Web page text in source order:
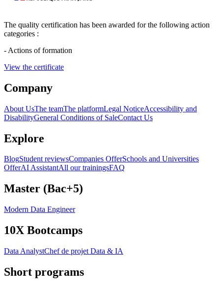
The quality certification has been awarded for the following action
categories :
- Actions of formation
View the certificate
Company
About UsThe teamThe platformLegal NoticeAccessibility and
DisabilityGeneral Conditions of SaleContact Us
Explore
BlogStudent reviewsCompanies OfferSchools and Universities
OfferAI AssistantAll our trainingsFAQ
Master (Bac+5)
Modern Data Engineer
10X Bootcamps
Data AnalystChef de projet Data & IA
Short programs